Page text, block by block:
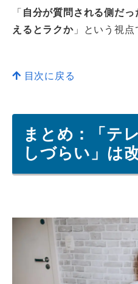
「 自分が質問される側だ
えるとラクか」という視点
目次に戻る
まとめ：「テ
しづらい」は